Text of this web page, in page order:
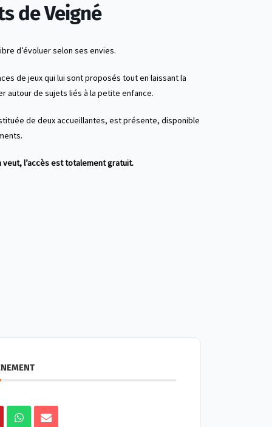
de Veigné
d’évoluer selon ses envies.
de jeux qui lui sont proposés tout en laissant la
autour de sujets liés à la petite enfance.
de deux accueillantes, est présente, disponible
veut, l’accès est totalement gratuit.